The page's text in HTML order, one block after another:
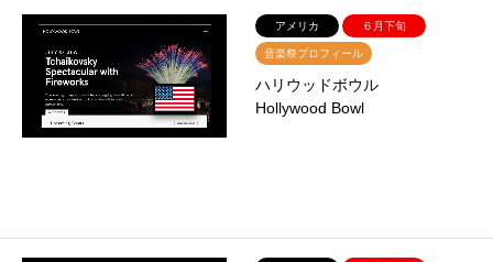
アメリカ ６月下旬
音楽祭プロフィール
ハリウッドボウル
Hollywood Bowl